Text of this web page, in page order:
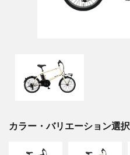
カラー・バリエーション選択